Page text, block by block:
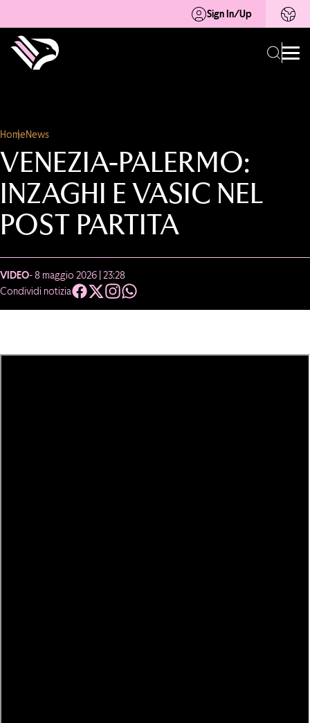
Sign In/Up
HomeNews
VENEZIA-PALERMO:
INZAGHI E VASIC NEL
POST PARTITA
VIDEO- 8 maggio 2026 | 23:28
Condividi notizia